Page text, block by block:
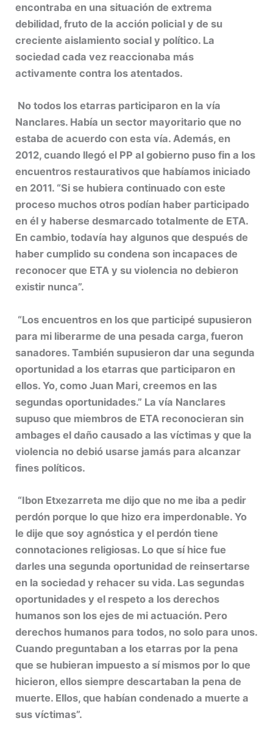
encontraba en una situación de extrema
debilidad, fruto de la acción policial y de su
creciente aislamiento social y político. La
sociedad cada vez reaccionaba más
activamente contra los atentados.
No todos los etarras participaron en la vía
Nanclares. Había un sector mayoritario que no
estaba de acuerdo con esta vía. Además, en
2012, cuando llegó el PP al gobierno puso fin a los
encuentros restaurativos que habíamos iniciado
en 2011. “Si se hubiera continuado con este
proceso muchos otros podían haber participado
en él y haberse desmarcado totalmente de ETA.
En cambio, todavía hay algunos que después de
haber cumplido su condena son incapaces de
reconocer que ETA y su violencia no debieron
existir nunca”.
“Los encuentros en los que participé supusieron
para mi liberarme de una pesada carga, fueron
sanadores. También supusieron dar una segunda
oportunidad a los etarras que participaron en
ellos. Yo, como Juan Mari,creemos en las
segundas oportunidades.” La vía Nanclares
supuso que miembros de ETA reconocieran sin
ambages el daño causado a las víctimas y que la
violencia no debió usarse jamás para alcanzar
fines políticos.
“Ibon Etxezarreta me dijo que no me iba a pedir
perdón porque lo que hizo era imperdonable. Yo
le dije que soy agnóstica y el perdón tiene
connotaciones religiosas. Lo que sí hice fue
darles una segunda oportunidad de reinsertarse
en la sociedad y rehacer su vida. Las segundas
oportunidades y el respeto a los derechos
humanos son los ejes de mi actuación. Pero
derechos humanos para todos, no solo para unos.
Cuando preguntaban a los etarras por la pena
que se hubieran impuesto a sí mismos por lo que
hicieron, ellos siempre descartaban la pena de
muerte. Ellos, que habían condenado a muerte a
sus víctimas”.